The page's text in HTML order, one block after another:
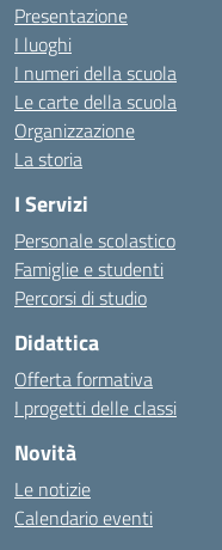
Presentazione
I luoghi
I numeri della scuola
Le carte della scuola
Organizzazione
La storia
I Servizi
Personale scolastico
Famiglie e studenti
Percorsi di studio
Didattica
Offerta formativa
I progetti delle classi
Novità
Le notizie
Calendario eventi